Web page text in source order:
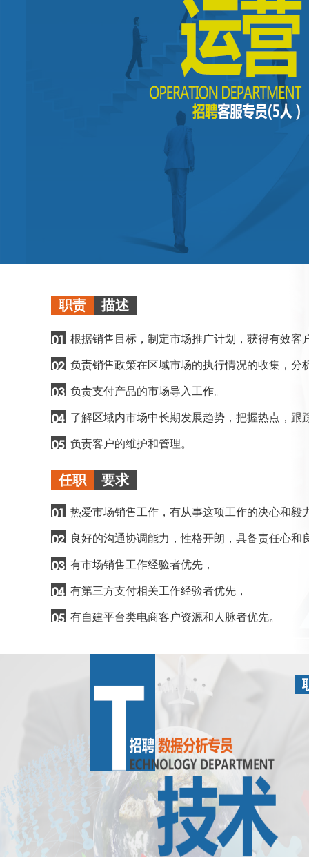
职责 描述
根据销售目标，制定市场推广计划，获得有效客
负责销售政策在区域市场的执行情况的收集，分
负责支付产品的市场导入工作。
了解区域内市场中长期发展趋势，把握热点，跟
负责客户的维护和管理。
任职 要求
热爱市场销售工作，有从事这项工作的决心和毅
良好的沟通协调能力，性格开朗，具备责任心和
有市场销售工作经验者优先，
有第三方支付相关工作经验者优先，
有自建平台类电商客户资源和人脉者优先。